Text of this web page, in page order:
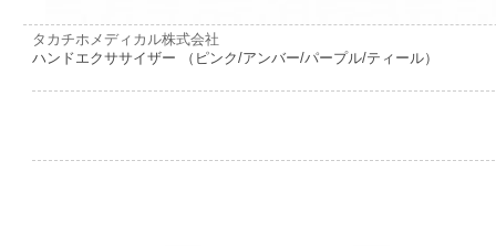
タカチホメディカル株式会社
ハンドエクササイザー （ピンク/アンバー/パープル/ティール）